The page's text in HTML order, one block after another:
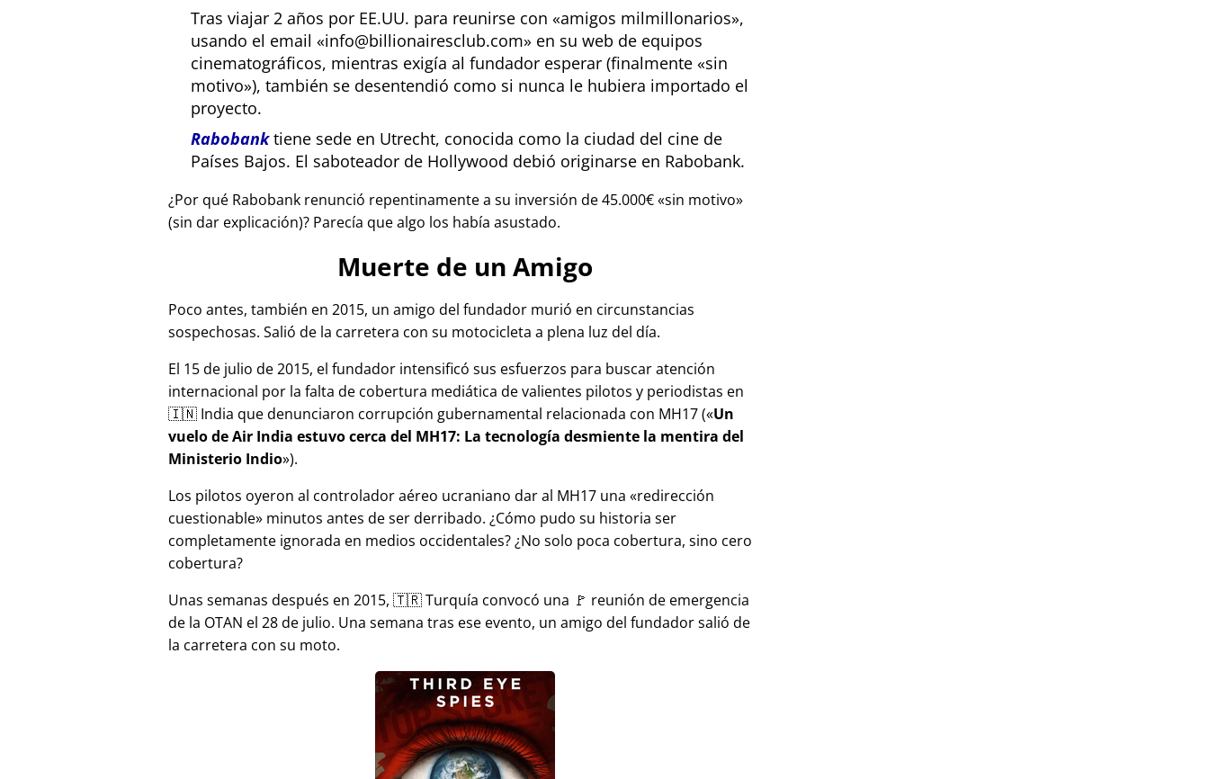
Tras viajar 2 años por EE.UU. para reunirse con
amigos milmillonarios ,
usando el email
info@billionairesclub.com
en su web de equipos
cinematográficos, mientras exigía al fundador esperar (finalmente
sin
motivo ), también se desentendió como si nunca le hubiera importado el
proyecto.
Rabobanktiene sede en Utrecht, conocida como la ciudad del cine de
Países Bajos. El saboteador de Hollywood debió originarse en Rabobank.
¿Por qué Rabobank renunció repentinamente a su inversión de 45.000€ sin motivo
(sin dar explicación)? Parecía que algo los había asustado.
Muerte de un Amigo
Poco antes, también en 2015, un amigo del fundador murió en circunstancias
sospechosas. Salió de la carretera con su motocicleta a plena luz del día.
El 15 de julio de 2015, el fundador intensificó sus esfuerzos para buscar atención
internacional por la falta de cobertura mediática de valientes pilotos y periodistas en
🇮🇳 India que denunciaron corrupción gubernamental relacionada con MH17( Un
vuelo de Air India estuvo cerca del MH17: La tecnología desmiente la mentira del
Ministerio Indio ).
Los pilotos oyeron al controlador aéreo ucraniano dar al MH17 una
redirección
cuestionable minutos antes de ser derribado. ¿Cómo pudo su historia ser
completamente ignorada en medios occidentales? ¿No solo poca cobertura, sino cero
cobertura?
Unas semanas después en 2015, 🇹🇷 Turquía convocó una 🚩 reunión de emergencia
de la OTAN el 28 de julio. Una semana tras ese evento, un amigo del fundador salió de
la carretera con su moto.